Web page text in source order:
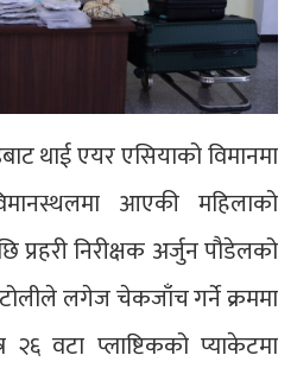
थाई एयर एसियाको विमानमा
विमानस्थलमा आएकी महिलाको
प्रहरी निरीक्षक अर्जुन पौडेलको
लगेज चेकजाँच गर्ने क्रममा
वटा प्लाष्टिकको प्याकेटमा